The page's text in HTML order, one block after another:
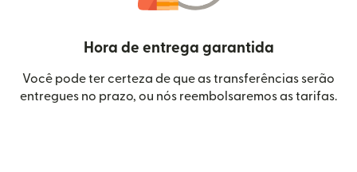
Hora de entrega garantida
Você pode ter certeza de que as transferências serão
entregues no prazo, ou nós reembolsaremos as tarifas.